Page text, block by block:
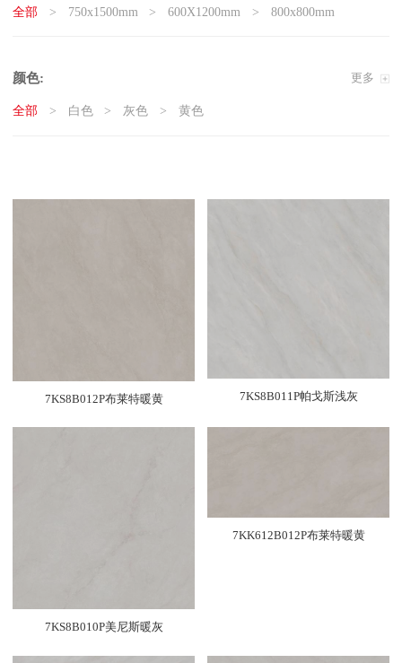
3D微雕 臻白超平 臻白质感砖系列 莱姆石系列
全部 750x1500mm 600X1200mm 800x800mm
颜色: 更多
全部 白色 灰色 黄色
7KS8B012P布莱特暖黄 7KS8B011P帕戈斯浅灰
7KS8B010P美尼斯暖灰
7KK612B012P布莱特暖黄